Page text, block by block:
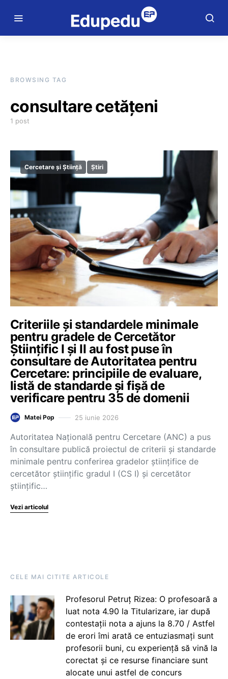
BROWSING TAG
consultare cetățeni
1 post
Cercetare și Știință Știri
Criteriile și standardele minimale
pentru gradele de Cercetător
Științific I și II au fost puse în
consultare de Autoritatea pentru
Cercetare: principiile de evaluare,
listă de standarde și fișă de
verificare pentru 35 de domenii
Matei Pop 25 iunie 2026
Autoritatea Națională pentru Cercetare (ANC) a pus
în consultare publică proiectul de criterii și standarde
minimale pentru conferirea gradelor științifice de
cercetător științific gradul I (CS I) și cercetător
științific…
Vezi articolul
CELE MAI CITITE ARTICOLE
Profesorul Petruț Rizea: O profesoară a
luat nota 4.90 la Titularizare, iar după
contestații nota a ajuns la 8.70 / Astfel
de erori îmi arată ce entuziasmați sunt
profesorii buni, cu experiență să vină la
corectat și ce resurse financiare sunt
alocate unui astfel de concurs